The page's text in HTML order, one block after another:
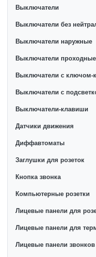
оптимальная цена
Розетки с
Выключатели
Выключатели без
Выключатели наружные
Выключатели проходные
Выключатели с ключом-
Выключатели с
Выключатели-клавиши
Датчики движения
Диффавтоматы
Заглушки для розеток
Кнопка звонка
Компьютерные розетки
Лицевые панели для
Лицевые панели для
Лицевые панели звонков